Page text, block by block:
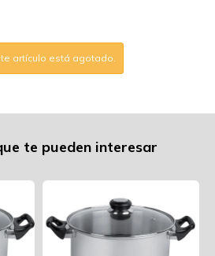
artículo está agotado.
te pueden interesar